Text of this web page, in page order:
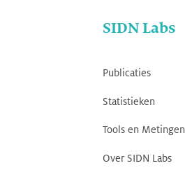
SIDN Labs
Publicaties
Statistieken
Tools en Metingen
Over SIDN Labs